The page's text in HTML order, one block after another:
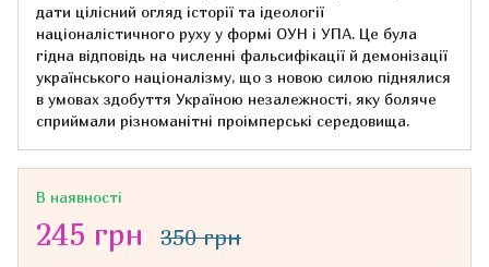
дати цілісний огляд історії та ідеології
націоналістичного руху у формі ОУН і УПА. Це була
гідна відповідь на численні фальсифікації й демонізації
українського націоналізму, що з новою силою піднялися
в умовах здобуття Україною незалежності, яку боляче
сприймали різноманітні проімперські середовища.
В наявності
245 грн 350 грн